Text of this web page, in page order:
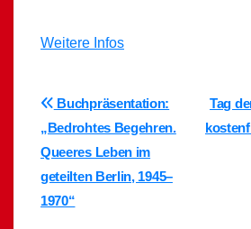
Weitere Infos
Tag
Buchpräsentation:
„Bedrohtes Begehren.
Queeres Leben im
geteilten Berlin, 1945–
1970“